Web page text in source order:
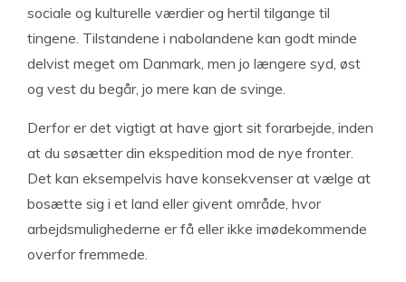
sociale og kulturelle værdier og hertil tilgange til
tingene. Tilstandene i nabolandene kan godt minde
delvist meget om Danmark, men jo længere syd, øst
og vest du begår, jo mere kan de svinge.
Derfor er det vigtigt at have gjort sit forarbejde, inden
at du søsætter din ekspedition mod de nye fronter.
Det kan eksempelvis have konsekvenser at vælge at
bosætte sig i et land eller givent område, hvor
arbejdsmulighederne er få eller ikke imødekommende
overfor fremmede.